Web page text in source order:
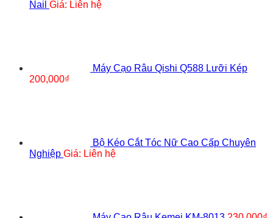
Nail Giá: Liên hệ
Máy Cạo Râu Qishi Q588 Lưỡi Kép
200,000₫
Bộ Kéo Cắt Tóc Nữ Cao Cấp Chuyên
Nghiệp Giá: Liên hệ